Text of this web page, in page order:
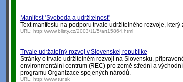
Manifest "Svoboda a udržitelnost"
Text manifestu na podporu trvale udržitelného rozvoje,
URL: http://www.blisty.cz/2003/11/5/art15864.html
Trvale udržateľný rozvoj v Slovenskej republike
Stránky o trvale udržitelném rozvoji na Slovensku,
environmentální centrum (REC) pro země střední a
programu Organizace spojených národů.
URL: http://www.tur.sk